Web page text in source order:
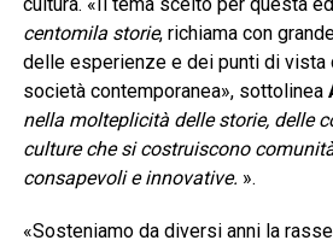
cultura. «Il tema scelto per questa
centomila storie, richiama con
delle esperienze e dei punti di vista
società contemporanea», sottolinea
nella molteplicità delle storie, delle
culture che si costruiscono
consapevoli e innovative. ».
«Sosteniamo da diversi anni la